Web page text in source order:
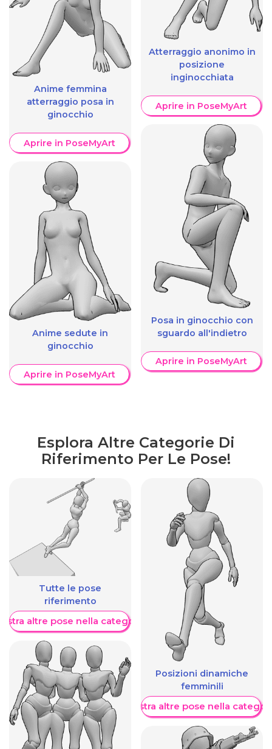
Anime femmina
atterraggio posa in
ginocchio
Aprire in PoseMyArt
Anime sedute in
ginocchio
Aprire in PoseMyArt
Atterraggio anonimo in
posizione
inginocchiata
Aprire in PoseMyArt
Posa in ginocchio con
sguardo all'indietro
Aprire in PoseMyArt
Esplora Altre Categorie Di
Riferimento Per Le Pose!
Tutte le pose
riferimento
altre pose nella categoria
Posizioni dinamiche
femminili
Mostra altre pose nella